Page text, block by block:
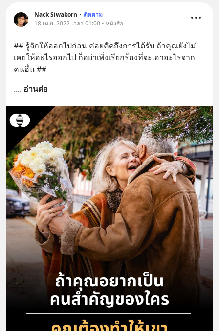
Nack Siwakorn • ติดตาม
18 เม.ย. 2022 เวลา 01:00 • หนังสือ
## รู้จักให้ออกไปก่อน ค่อยคิดถึงการได้รับ ถ้าคุณยังไม่
เคยให้อะไรออกไป ก็อย่าเพิ่งเรียกร้องที่จะเอาอะไรจาก
คนอื่น ##
.... อ่านต่อ